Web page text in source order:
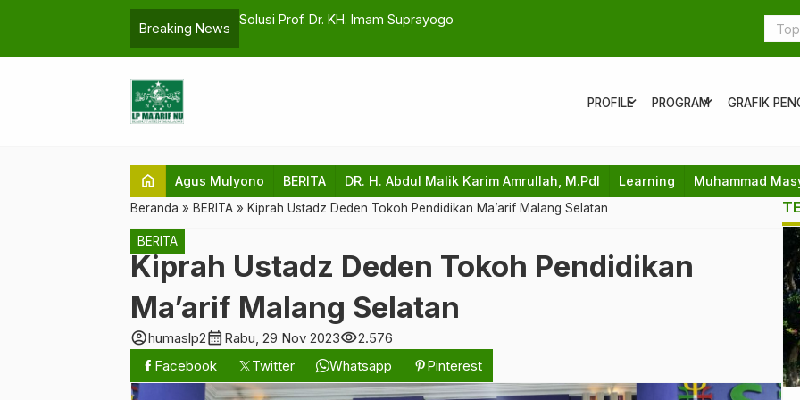
Breaking News
Gerakan Pembaharuan Tidak Kepalang
digelar di
PROFILE
expand_more PROGRAM
expand_more GRAFIK
home Agus Mulyono BERITA DR. H. Abdul Malik Karim Amrullah, M.PdI Learning Muhammad
Beranda » BERITA » Kiprah Ustadz Deden Tokoh Pendidikan Ma’arif Malang Selatan
BERITA
Kiprah Ustadz Deden Tokoh Pendidikan
Ma’arif Malang Selatan
account_circlehumaslp2calendar_month Rabu, 29 Nov 2023visibility2.576
Facebook
Twitter Whatsapp Pinterest